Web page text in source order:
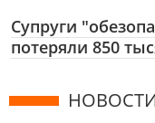
Супруги
потеряли 850
НОВОСТИ